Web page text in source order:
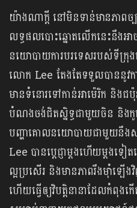
យ៉ាងណាក្តី នៅមិនទាន់មានភាព
លទ្ធផលបោះឆ្នោតលើកនេះនឹង
នយោបាយការបរទេសរបស់ទីក្រុ
លោក Lee តែងតែទទួលបាននូវក
មានទំនោរទៅកាន់អាម៉េរិក និង
បំណងចង់ជិតស្និទ្ធជាមួយចិន និងកូ
បញ្ហាគោលនយោបាយជាមួយនឹងស
Lee បានប្តេជ្ញាម្តងហើយម្តងទៀ
ល្អប្រសើរ និងមានភាពរឹងម៉ាំឡើង
ហើយធ្វើឲ្យវិបត្តិនានាដែលកំពុង